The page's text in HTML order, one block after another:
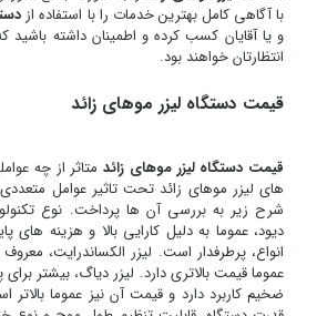
با آگاهی کامل بهترین خدمات را با استفاده از
و یا آقایان کسب کرده و اطمینان داشته باشید
انتظارتان خواهند بود.
قیمت دستگاه لیزر موهای زائد
قیمت دستگاه لیزر موهای زائدمتاثر از چه
های لیزر موهای زائد تحت تاثیر عوامل
شرح زیر به بررسی آن ها پرداخت. نوع
دیود، عموما به دلیل کارایی بالا و هزینه های
انواع، پرطرفدار است. لیزر الکساندرایت،
عموما قیمت بالاتری دارد. لیزر دیاگ، بیشتر
ضخیم کاربرد دارد و قیمت آن نیز عموما